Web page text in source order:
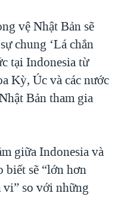
vệ Nhật Bản sẽ
chung ‘Lá chắn
tại Indonesia từ
Kỳ, Úc và các nước
Bản tham gia
giữa Indonesia và
biết sẽ “lớn hơn
vi” so với những